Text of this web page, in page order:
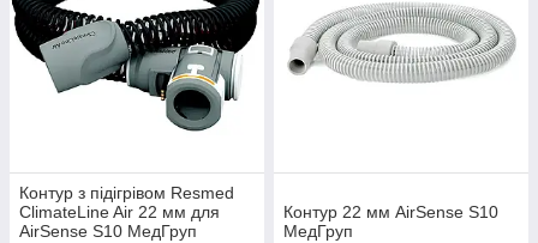
Контур з підігрівом Resmed
ClimateLine Air 22 мм для
AirSense S10 МедГруп
Контур 22 мм AirSense S10
МедГруп